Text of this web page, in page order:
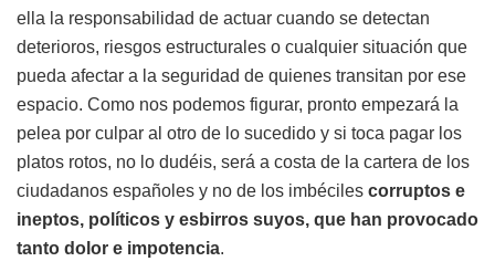
ella la responsabilidad de actuar cuando se detectan
deterioros, riesgos estructurales o cualquier situación que
pueda afectar a la seguridad de quienes transitan por ese
espacio. Como nos podemos figurar, pronto empezará la
pelea por culpar al otro de lo sucedido y si toca pagar los
platos rotos, no lo dudéis, será a costa de la cartera de los
ciudadanos españoles y no de los imbéciles corruptos e
ineptos, políticos y esbirros suyos, que han provocado
tanto dolor e impotencia.